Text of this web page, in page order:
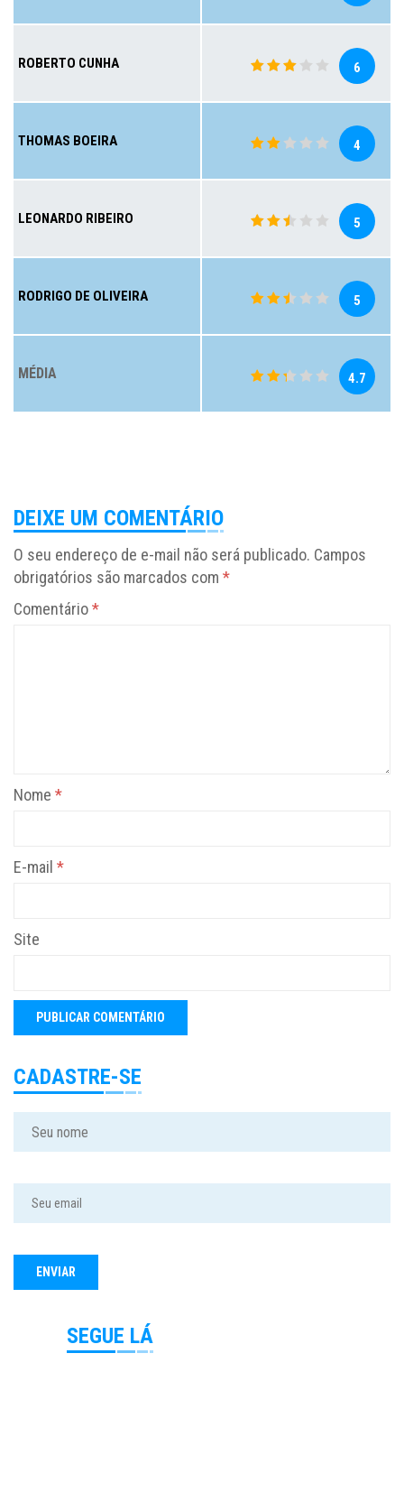
ROBERTO CUNHA 6
THOMAS BOEIRA 4
LEONARDO RIBEIRO 5
RODRIGO DE OLIVEIRA 5
MÉDIA 4.7
DEIXE UM COMENTÁRIO
O seu endereço de e-mail não será publicado. Campos
obrigatórios são marcados com *
Comentário*
Nome *
E-mail *
Site
CADASTRE-SE
SEGUE LÁ